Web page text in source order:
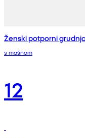
Ženski potporni
s mašnom
12